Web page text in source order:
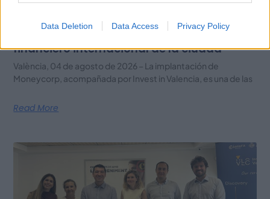
Data Deletion Data Access Privacy Policy
Moneycorp elige València para expandir su
financiero internacional de la ciudad
València, 04 de agosto de 2026 – La implantación de
Moneycorp, acompañada por Invest in Valencia, es una de las
Read More